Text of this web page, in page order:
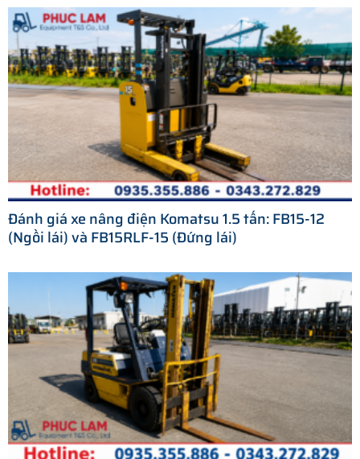
Đánh giá xe nâng điện Komatsu 1.5 tấn: FB15-12
(Ngồi lái) và FB15RLF-15 (Đứng lái)